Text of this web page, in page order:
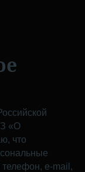
«О
что
e-mail,